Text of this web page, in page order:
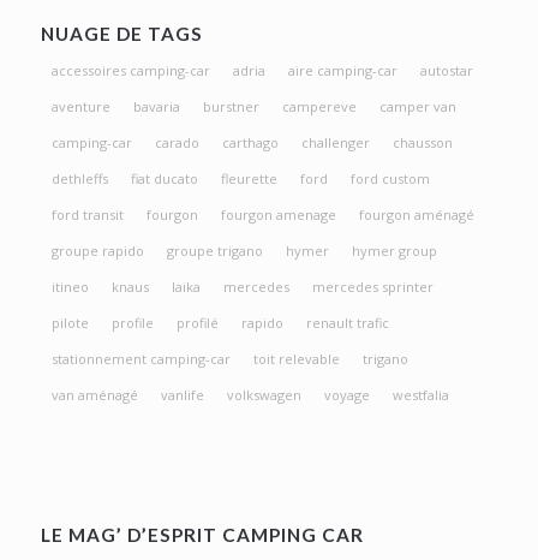
NUAGE DE TAGS
accessoires camping-car adria aire camping-car
autostar
aventure
bavaria burstner campereve
camper van
camping-car
carado carthago challenger
chausson
dethleffs
fiat ducato fleurette ford
ford custom
ford transit
fourgon fourgon amenage
fourgon aménagé
groupe rapido
groupe trigano hymer
hymer group
itineo
knaus laika mercedes
mercedes sprinter
pilote
profile profilé rapido
renault trafic
stationnement camping-car
toit relevable
trigano
van aménagé
vanlife volkswagen voyage westfalia
LE MAG’ D’ESPRIT CAMPING CAR